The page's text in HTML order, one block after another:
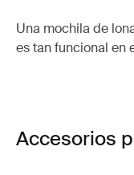
Una mochila de
es tan funcional en
Accesorios